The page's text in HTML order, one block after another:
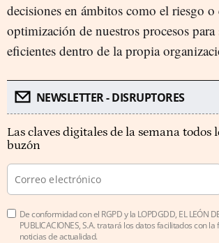
decisiones en ámbitos como el riesgo
optimización de nuestros procesos para
eficientes dentro de la propia
NEWSLETTER - DISRUPTORES
Las claves digitales de la semana todos
buzón
De conformidad con el RGPD y la LOPDGDD, EL LEÓN
PUBLICACIONES, S.A. tratará los datos facilitados con
noticias de actualidad.